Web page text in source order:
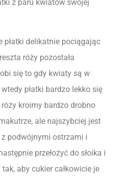
z paru kwiatów swojej
płatki delikatnie pociągając
róży pozostała
się to gdy kwiaty są w
płatki bardzo lekko się
kroimy bardzo drobno
ale najszybciej jest
podwójnymi ostrzami i
przełożyć do słoika i
aby cukier całkowicie je